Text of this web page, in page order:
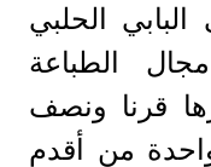
الحلبي
الطباعة
قرنا ونصف
من أقدم